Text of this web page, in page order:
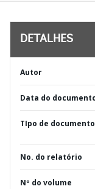
DETALHES
Autor
Data do
TIpo de documento
No. do relatório
Nº do volume